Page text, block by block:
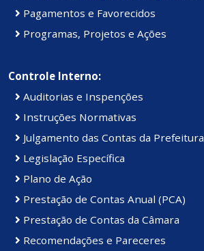
Pagamentos e Favorecidos
Programas, Projetos e Ações
Controle Interno:
Auditorias e Inspenções
Instruções Normativas
Julgamento das Contas da Prefeitura
Legislação Específica
Plano de Ação
Prestação de Contas Anual (PCA)
Prestação de Contas da Câmara
Recomendações e Pareceres